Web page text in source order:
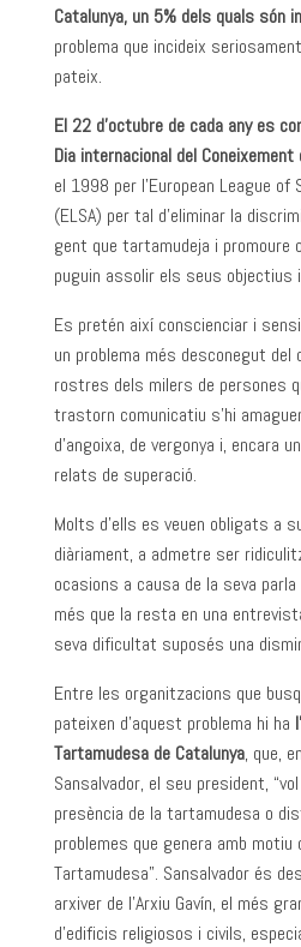
Catalunya, un 5% dels quals són
problema que incideix
pateix.
El 22 d’octubre de cada any es
Dia internacional del
el 1998 per l’European League
(ELSA) per tal d’eliminar la
gent que tartamudeja i promoure
puguin assolir els seus objectius
Es pretén així conscienciar i
un problema més desconegut del
rostres dels milers de persones
trastorn comunicatiu s’hi
d’angoixa, de vergonya i, encara
relats de superació.
Molts d’ells es veuen obligats a
diàriament, a admetre ser
ocasions a causa de la seva
més que la resta en una
seva dificultat suposés una
Entre les organitzacions que
pateixen d’aquest problema hi ha
Tartamudesa de Catalunya, que,
Sansalvador, el seu president,
presència de la tartamudesa o
problemes que genera amb motiu
Tartamudesa”. Sansalvador és
arxiver de l’Arxiu Gavín, el més
d’edificis religiosos i civils,